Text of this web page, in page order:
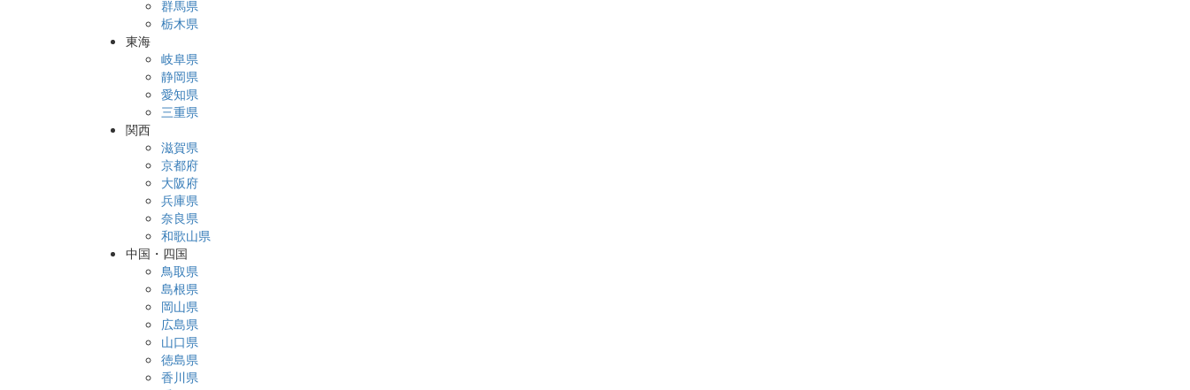
群馬県
栃木県
東海
岐阜県
静岡県
愛知県
三重県
関西
滋賀県
京都府
大阪府
兵庫県
奈良県
和歌山県
中国・四国
鳥取県
島根県
岡山県
広島県
山口県
徳島県
香川県